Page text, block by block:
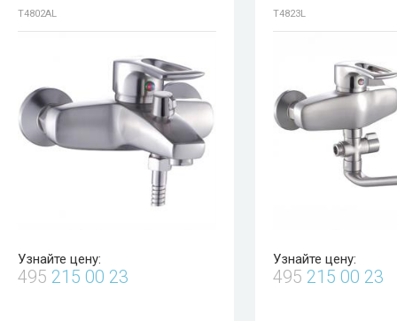
T4802AL
Узнайте цену:
495 215 00 23
T4823L
Узнайте цену:
495 215 00 23